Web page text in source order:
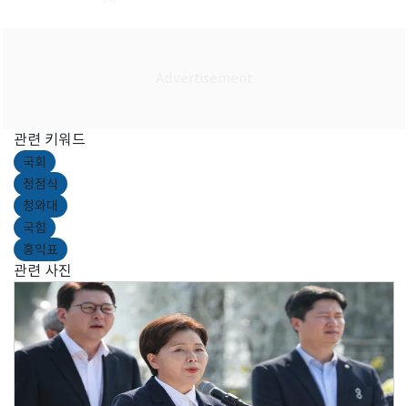
관련 키워드
국회
정점식
청와대
국힘
홍익표
관련 사진